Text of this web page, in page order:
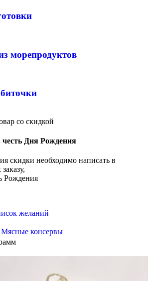
морепродуктов
со скидкой
Дня Рождения
скидки необходимо написать в
Рождения
желаний
Мясные консервы